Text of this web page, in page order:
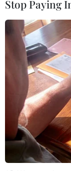
sấu con nói
khu vực Veal
tỉnh Pursat,
Giám đốc
tại
thực sự là
như chúng
công tác bảo
[Video]
khổng lồ
Stop Paying